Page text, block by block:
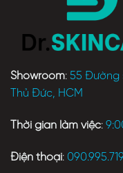
Showroom: 55 Đường
Thủ Đức, HCM
Thời gian làm việc:
Điện thoại: